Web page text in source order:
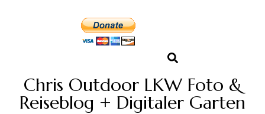
Chris Outdoor LKW Foto &
Reiseblog + Digitaler Garten